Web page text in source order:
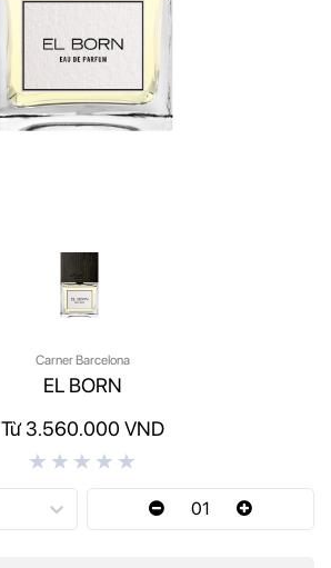
Carner Barcelona
EL BORN
Từ 3.560.000 VND
01